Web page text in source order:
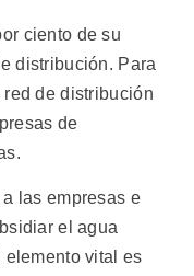
ciento de su
distribución. Para
de distribución
de
las empresas e
el agua
vital es